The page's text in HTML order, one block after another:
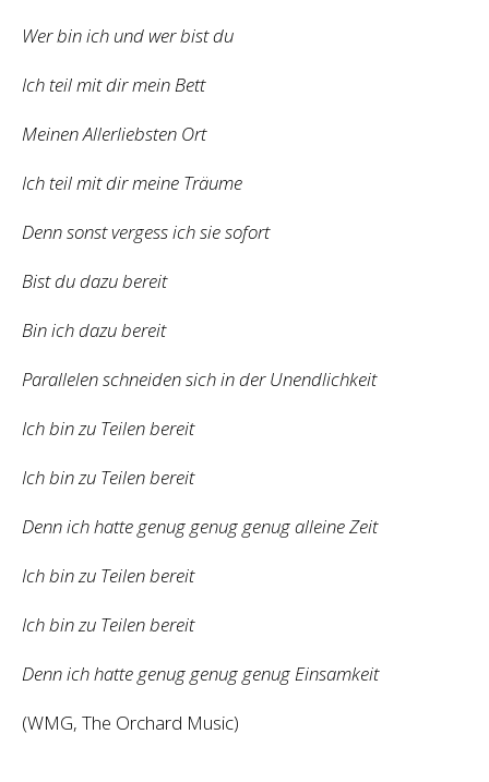
Wer bin ich und wer bist du
Ich teil mit dir mein Bett
Meinen Allerliebsten Ort
Ich teil mit dir meine Träume
Denn sonst vergess ich sie sofort
Bist du dazu bereit
Bin ich dazu bereit
Parallelen schneiden sich in der Unendlichkeit
Ich bin zu Teilen bereit
Ich bin zu Teilen bereit
Denn ich hatte genug genug genug alleine Zeit
Ich bin zu Teilen bereit
Ich bin zu Teilen bereit
Denn ich hatte genug genug genug Einsamkeit
(WMG, The Orchard Music)